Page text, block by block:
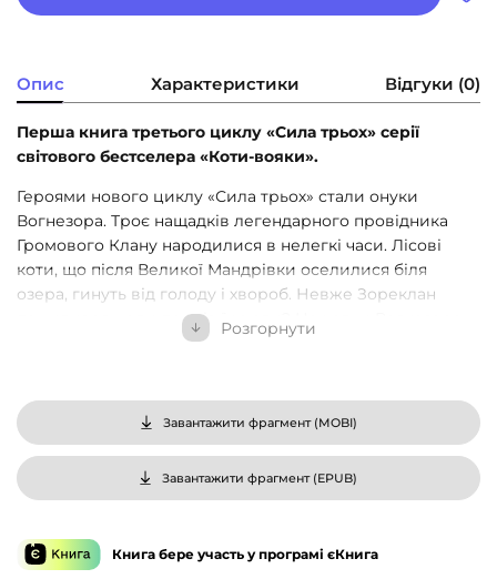
Опис Характеристики Відгуки (0)
Перша книга третього циклу «Сила трьох» серії
світового бестселера «Коти-вояки».
Героями нового циклу «Сила трьох» стали онуки
Вогнезора. Троє нащадків легендарного провідника
Громового Клану народилися в нелегкі часи. Лісові
коти, що після Великої Мандрівки оселилися біля
озера, гинуть від голоду і хвороб. Невже Зореклан
помилився, коли привів їх сюди? Нащадки Вогнезора
отримали надзвичайну силу від зоряних предків. Та
життєвий шлях, помилятися, шукати себе знову і
сподіватися, що в темному і непевному майбутньому
Кланів з’явиться хоча б найменший прозір… Аж поки
один з них не зрозуміє, що його сила прихована в
дар провидіння.
Розгорнути
Завантажити фрагмент (MOBI)
Завантажити фрагмент (EPUB)
Книга бере участь у програмі єКнига